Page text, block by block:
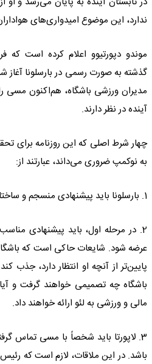
ندارد، این موضوع امیدواری‌های
موندو دپورتیوو اعلام کرده است که
گذشته به صورت رسمی در بارسلونا آغاز
مدیران ورزشی باشگاه، هم‌اکنون مسی
آینده در نظر دارند.
چهار شرط اصلی که این روزنامه برای
به نوکمپ ضروری می‌داند، عبارتند از:
1. بارسلونا باید پیشنهادی منسجم و ساختاریافته به مسی ارائه دهد.
2. در مرحله اول، باید پیشنهادی
عرضه شود. شایعات حاکی است که
پایین‌تر از آنچه او انتظار دارد، جذب
باشگاه چه تصمیمی خواهند گرفت و
مالی و ورزشی به لئو ارائه خواهند داد.
3. لاپورتا باید شخصاً با مسی تماس
باشد. در این ملاقات، لازم است که